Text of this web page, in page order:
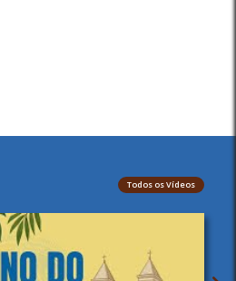
Todos os Vídeos